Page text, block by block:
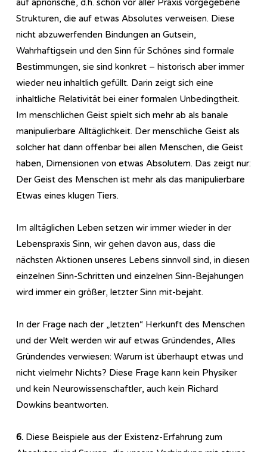
auf apriorische, d.h. schon vor aller Praxis vorgegebene
Strukturen, die auf etwas Absolutes verweisen. Diese
nicht abzuwerfenden Bindungen an Gutsein,
Wahrhaftigsein und den Sinn für Schönes sind formale
Bestimmungen, sie sind konkret – historisch aber immer
wieder neu inhaltlich gefüllt. Darin zeigt sich eine
inhaltliche Relativität bei einer formalen Unbedingtheit.
Im menschlichen Geist spielt sich mehr ab als banale
manipulierbare Alltäglichkeit. Der menschliche Geist als
solcher hat dann offenbar bei allen Menschen, die Geist
haben, Dimensionen von etwas Absolutem. Das zeigt nur:
Der Geist des Menschen ist mehr als das manipulierbare
Etwas eines klugen Tiers.
Im alltäglichen Leben setzen wir immer wieder in der
Lebenspraxis Sinn, wir gehen davon aus, dass die
nächsten Aktionen unseres Lebens sinnvoll sind, in diesen
einzelnen Sinn-Schritten und einzelnen Sinn-Bejahungen
wird immer ein größer, letzter Sinn mit-bejaht.
In der Frage nach der „letzten“ Herkunft des Menschen
und der Welt werden wir auf etwas Gründendes, Alles
Gründendes verwiesen: Warum ist überhaupt etwas und
nicht vielmehr Nichts? Diese Frage kann kein Physiker
und kein Neurowissenschaftler, auch kein Richard
Dowkins beantworten.
6. Diese Beispiele aus der Existenz-Erfahrung zum